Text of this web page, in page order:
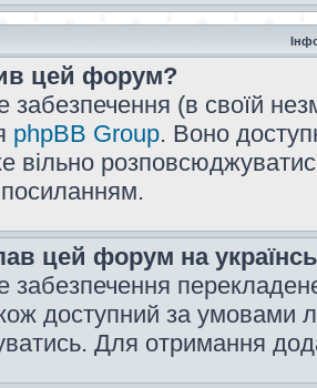
цей форум?
забезпечення (в своїй
phpBB Group. Воно
вільно
посиланням.
цей форум на
забезпечення
доступний за умовами
Для отримання